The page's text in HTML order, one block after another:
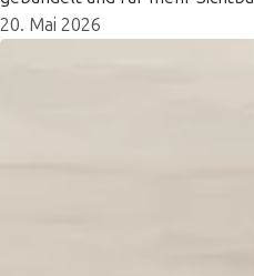
20. Mai 2026